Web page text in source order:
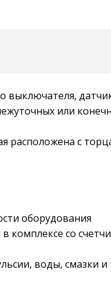
выключателя,
или
расположена с
оборудования
комплексе со
воды, смазки и